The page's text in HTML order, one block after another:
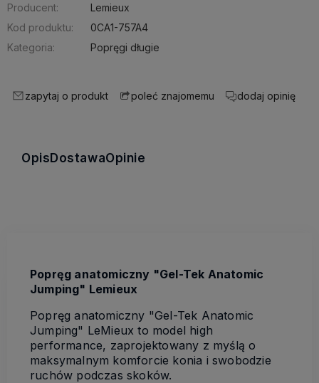
Producent:
Lemieux
Kod produktu:
0CA1-757A4
Kategoria:
Popręgi długie
zapytaj o produkt poleć znajomemu dodaj opinię
OpisDostawaOpinie
Popręg anatomiczny "Gel-Tek Anatomic
Jumping" Lemieux
Popręg anatomiczny "Gel-Tek Anatomic
Jumping" LeMieux to model high
performance, zaprojektowany z myślą o
maksymalnym komforcie konia i swobodzie
ruchów podczas skoków.